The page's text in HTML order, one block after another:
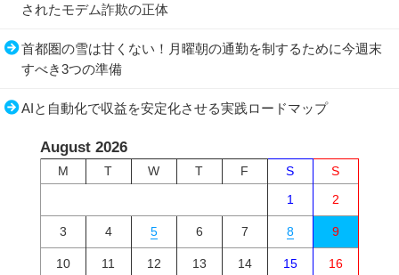
されたモデム詐欺の正体
首都圏の雪は甘くない！月曜朝の通勤を制するために今週末
すべき3つの準備
AIと自動化で収益を安定化させる実践ロードマップ
August 2026
M T W T F S
S
1
2
3 4 5 6 7 8 9
10 11 12 13 14 15 16